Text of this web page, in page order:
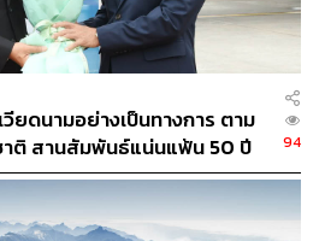
ณฑล เมฆบางส่วน อุณหภูมิต่ำสุด
มิสูงสุด 33-34 องศาเซลเซียส
25 กิโลเมตรต่อชั่วโมง
าญค้า
ไต้ฝุ่นโคนี
Vietnam
ยดนามอย่างเป็นทางการ ตาม
าติ สานสัมพันธ์แน่นแฟ้น 50 ปี
94